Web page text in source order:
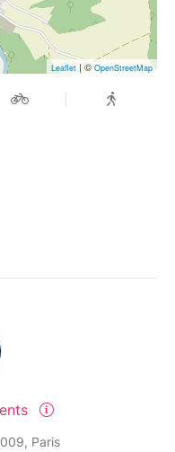
Leaflet | ©OpenStreetMap
Paris